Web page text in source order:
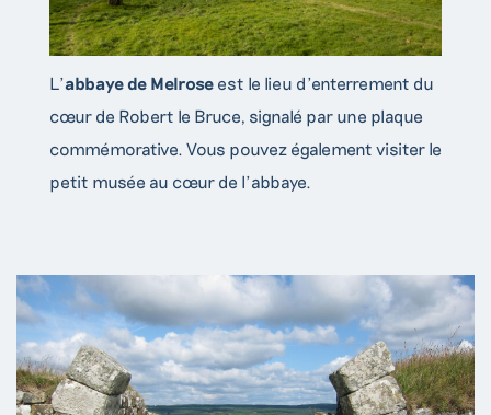
L’abbaye de Melrose est le lieu d’enterrement du
cœur de Robert le Bruce, signalé par une plaque
commémorative. Vous pouvez également visiter le
petit musée au cœur de l’abbaye.